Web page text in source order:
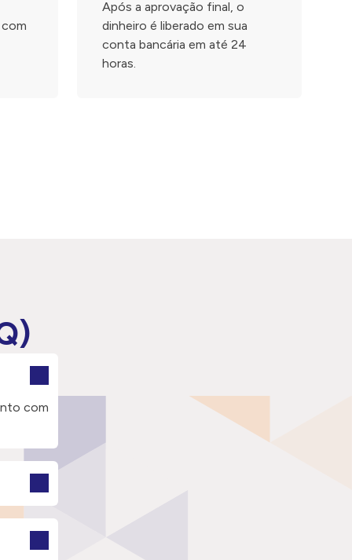
Após a aprovação final, o
dinheiro é liberado em sua
conta bancária em até 24
horas.
com